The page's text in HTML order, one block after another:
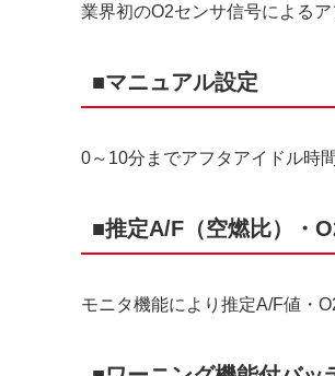
業界初のO2センサ信号による
■マニュアル設定
0～10分までアフタアイドル時
■推定A/F（空燃比）・
モニタ機能により推定A/F値・